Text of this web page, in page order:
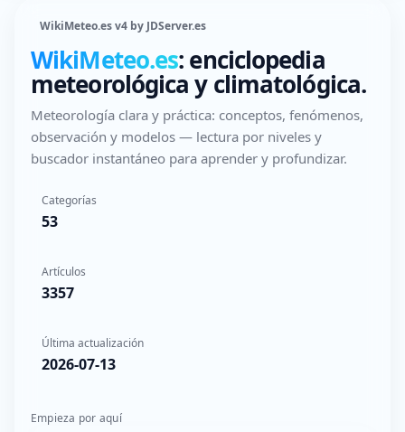
WikiMeteo.es v4 by JDServer.es
WikiMeteo.es: enciclopedia
meteorológica y climatológica.
Meteorología clara y práctica: conceptos, fenómenos,
observación y modelos — lectura por niveles y
buscador instantáneo para aprender y profundizar.
Categorías
53
Artículos
3357
Última actualización
2026-07-13
Empieza por aquí